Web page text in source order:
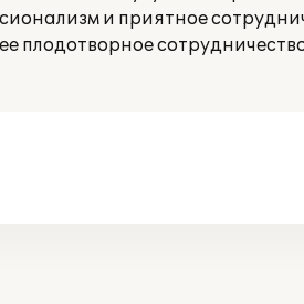
и приятное
плодотворное